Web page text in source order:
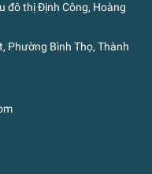
đô thị Định Công, Hoàng
Phường Bình Thọ, Thành